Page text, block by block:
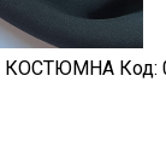
КОСТЮМНА Код: